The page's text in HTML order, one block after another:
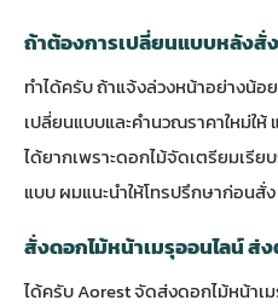
ถ้าต้องการเปลี่ยนแบบหลังสั่ง
ทำได้ครับ ถ้าแจ้งล่วงหน้าอย่างน้อ
เปลี่ยนแบบและคำนวณราคาใหม่ใ
ได้ยากเพราะดอกไม้จัดเตรียมเรีย
แบบ ผมแนะนำให้โทรปรึกษาก่อนสั่
สั่งดอกไม้หน้าเมรุออนไลน์ ส่
ได้ครับ Aorest จัดส่งดอกไม้หน้าเ